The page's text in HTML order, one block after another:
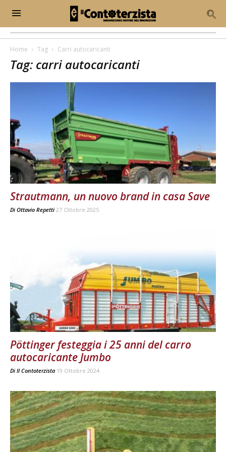
Home Tag Carri autocaricanti
Tag: carri autocaricanti
Strautmann, un nuovo brand in casa Save
Di Ottavio Repetti 27 Ottobre 2025
Pöttinger festeggia i 25 anni del carro
autocaricante Jumbo
Di Il Contoterzista 19 Ottobre 2024